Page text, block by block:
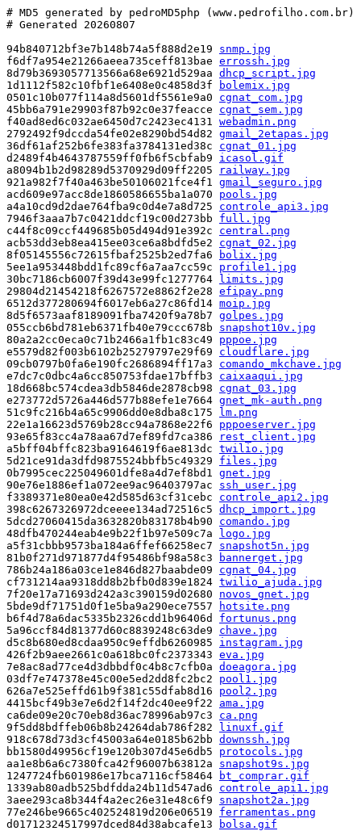
# MD5 generated by pedroMD5php (www.pedrofilho.com.br)
# Generated 20260807
94b840712bf3e7b148b74a5f888d2e19 snmp.jpg
f6df7a954e21266aeea735ceff813bae errossh.jpg
8d79b3693057713566a68e6921d529aa dhcp_script.jpg
1d1112f582c10fbf1e6408e0c4858d3f
bolemix.jpg
0501c10b077f114a8d5601df5561e9a0 cgnat_com.jpg
45bb6a791e29903f87b92c0e37feacce cgnat_sem.jpg
f40ad8ed6c032ae6450d7c2423ec4131 webadmin.png
2792492f9dccda54fe02e8290bd54d82 gmail_2etapas.jpg
36df61af252b6fe383fa3784131ed38c cgnat_01.jpg
d2489f4b4643787559ff0fb6f5cbfab9 icasol.gif
a8094b1b2d98289d5370929d09ff2205
railway.jpg
921a982f7f40a463be50106021fce4f1 gmail_seguro.jpg
acd609e97acc8de1860586655ba1a070 pools.jpg
a4a10cd9d2dae764fba9c0d4e7a8d725 controle_api3.jpg
7946f3aaa7b7c0421ddcf19c00d273bb full.jpg
c44f8c09ccf449685b05d494d91e392c central.png
acb53dd3eb8ea415ee03ce6a8bdfd5e2 cgnat_02.jpg
8f05145556c72615fbaf2525b2ed7fa6
bolix.jpg
5ee1a953448bdd1fc89cf6a7aa7cc59c profile1.jpg
30bc7186cb6007f39d43e99fc1277764
limits.jpg
29804d21454218f6267572e8862f2e28 efipay.png
6512d377280694f6017eb6a27c86fd14 moip.jpg
8d5f6573aaf8189091fba7420f9a78b7 golpes.jpg
055ccb6bd781eb6371fb40e79ccc678b snapshot10v.jpg
80a2a2cc0eca0c71b2466a1fb1c83c49 pppoe.jpg
e5579d82f003b6102b25279797e29f69 cloudflare.jpg
09cb0797b0fa6e190fc2686894ff17a3 comando_mkchave.jpg
e7dc7c0dbc4a6cc850753fdae17bffb3 caixaaqui.jpg
18d668bc574cdea3db5846de2878cb98 cgnat_03.jpg
e273772d5726a446d577b88efe1e7664 gnet_mk-auth.png
51c9fc216b4a65c9906dd0e8dba8c175
lm.png
22e1a16623d5769b28cc94a7868e22f6 pppoeserver.jpg
93e65f83cc4a78aa67d7ef89fd7ca386
rest_client.jpg
a5bff04bffc823ba9164619f6ae813dc twilio.jpg
5d21ce91da3dfd9875524bbfb5c49329 files.jpg
0b7995cec225049601dfe8a4d7ef8bd1 gnet.jpg
90e76e1886ef1a072ee9ac96403797ac ssh_user.jpg
f3389371e80ea0e42d585d63cf31cebc controle_api2.jpg
398c6267326972dceeee134ad72516c5 dhcp_import.jpg
5dcd27060415da3632820b83178b4b90 comando.jpg
48dfb470244eab4e9b22f1b97e509c7a
logo.jpg
a5f31cbbb9573ba184a6ffef66258ec7 snapshot5n.jpg
81b0f271d971877d4f95486bf98a58c3
bannerget.jpg
786b24a186a03ce1e846d827baabde09 cgnat_04.jpg
cf731214aa9318dd8b2bfb0d839e1824 twilio_ajuda.jpg
7f20e17a71693d242a3c390159d02680 novos_gnet.jpg
5bde9df71751d0f1e5ba9a290ece7557
hotsite.png
b6f4d78a6dac5335b2326cdd1b96406d fortunus.png
5a96ccf84d81377d60c8839248c63de9 chave.jpg
d5c8b680ed8cdaa950c9effdb6260985 instagram.jpg
426f2b9aee2661c0a618bc0fc2373343 eva.jpg
7e8ac8ad77ce4d3dbbdf0c4b8c7cfb0a doeagora.jpg
03df7e747378e45c00e5ed2dd8fc2bc2 pool1.jpg
626a7e525effd61b9f381c55dfab8d16 pool2.jpg
4415bcf49b3e7e6d2f14f2dc40ee9f22 ama.jpg
ca6de09e20c70eb8d36ac78996ab97c3 ca.png
9f5dd8bdffeb06b8b24264dab786f282
linuxf.gif
918c678d73d3cf45003a64e0185b62bb downssh.jpg
bb1580d49956cf19e120b307d45e6db5 protocols.jpg
aa1e8b6a6c7380fca42f96007b63812a snapshot9s.jpg
1247724fb601986e17bca7116cf58464
bt_comprar.gif
1339ab80adb525bdfdda24b11d547ad6 controle_api1.jpg
3aee293ca8b344f4a2ec26e31e48c6f9 snapshot2a.jpg
77e246be9665c402524819d206e06519 ferramentas.png
d01712324517997dced84d38abcafe13
bolsa.gif